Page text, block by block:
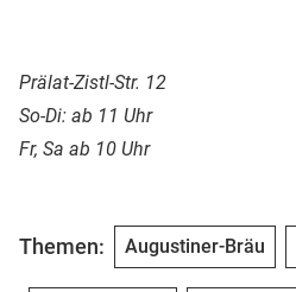
Prälat-Zistl-Str. 12
So-Di: ab 11 Uhr
Fr, Sa ab 10 Uhr
Themen: Augustiner-Bräu